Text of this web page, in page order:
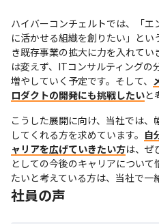
ハイバーコンチェルトでは、「
に活かせる組織を創りたい」と
き既存事業の拡大に力を入れて
は変えず、ITコンサルティングの
増やしていく予定です。そして、
ロダクトの開発にも挑戦したいと
こうした展開に向け、当社では
してくれる方を求めています。 自
ャリアを広げていきたい方は、ぜ
としての今後のキャリアについ
たいと考えている方は、当社で一
社員の声